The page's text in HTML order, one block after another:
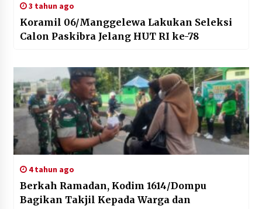
3 tahun ago
Koramil 06/Manggelewa Lakukan Seleksi
Calon Paskibra Jelang HUT RI ke-78
4 tahun ago
Berkah Ramadan, Kodim 1614/Dompu
Bagikan Takjil Kepada Warga dan